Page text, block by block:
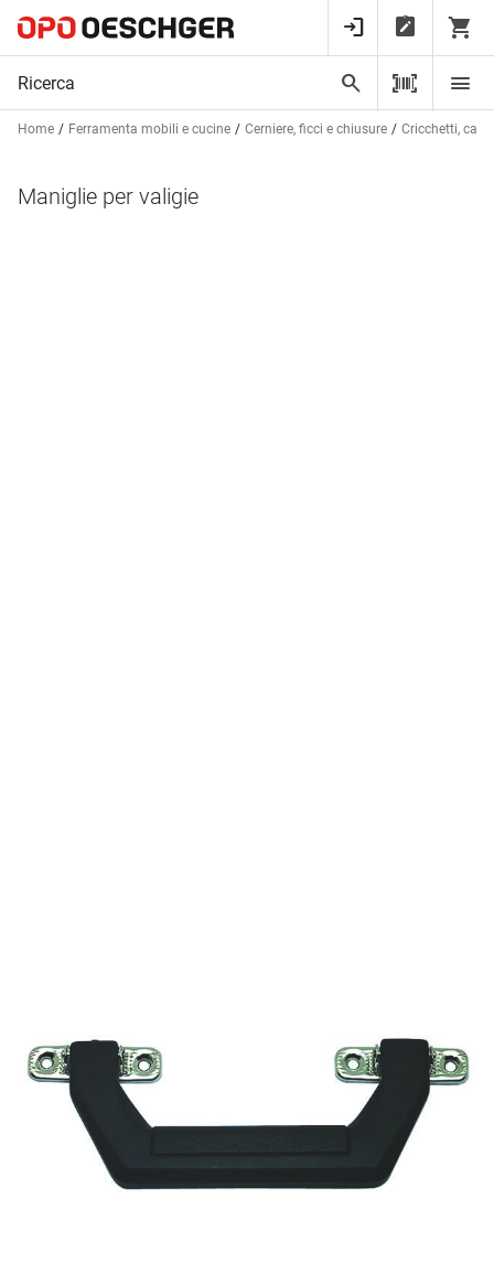
Home Ferramenta mobili e cucine Cerniere, ficci e chiusure Cricchetti,
Maniglie per valigie